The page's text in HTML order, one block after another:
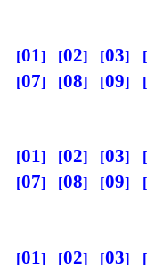
01 02 03
07
08 09
01 02 03
07
08 09
01 02 03